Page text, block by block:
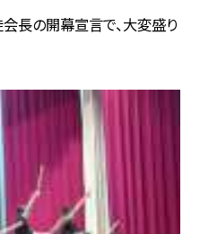
長の開幕宣言で、大変盛り